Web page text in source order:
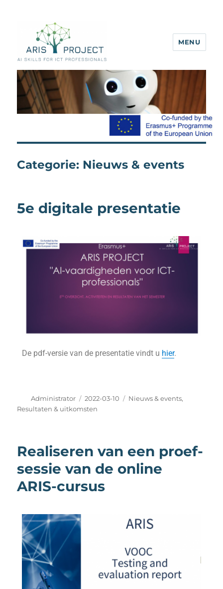
ARIS project
MENU
Categorie: Nieuws & events
5e digitale presentatie​
De pdf-versie van de presentatie vindt u hier.
Administrator 2022-03-10 Nieuws & events,
Resultaten & uitkomsten
Realiseren van een proef-
sessie van de online
ARIS-cursus